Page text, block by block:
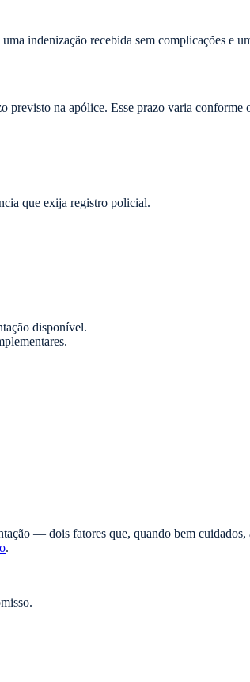
indenização recebida sem complicações e
na apólice. Esse prazo varia conforme
que exija registro policial.
disponível.
— dois fatores que, quando bem
.